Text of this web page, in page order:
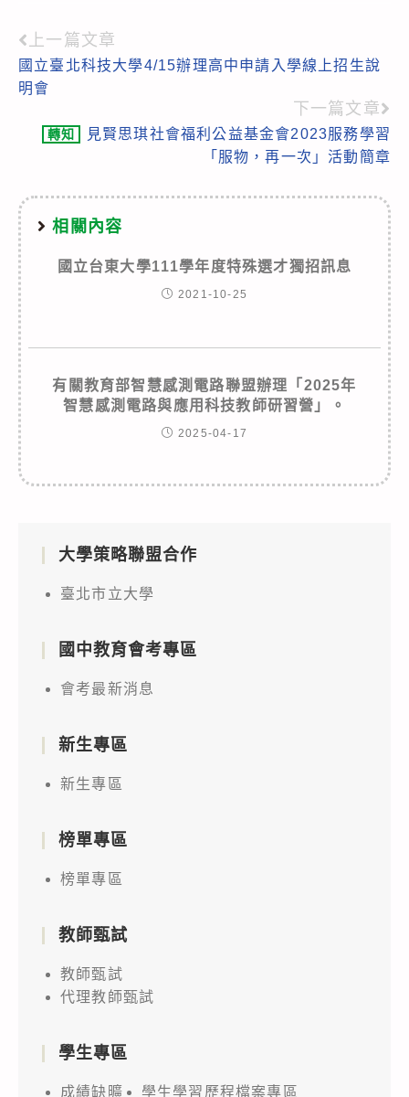
Read
more
上一篇文章
國立臺北科技大學4/15辦理高中申請入學線上招生說
明會
下一篇文章
轉知
見賢思琪社會福利公益基金會2023服務學習
「服物，再一次」活動簡章
相關內容
國立台東大學111學年度特殊選才獨招訊息
2021-10-25
有關教育部智慧感測電路聯盟辦理「2025年
智慧感測電路與應用科技教師研習營」。
2025-04-17
大學策略聯盟合作
臺北市立大學
國中教育會考專區
會考最新消息
新生專區
新生專區
榜單專區
榜單專區
教師甄試
教師甄試
代理教師甄試
學生專區
成績缺曠 學生學習歷程檔案專區